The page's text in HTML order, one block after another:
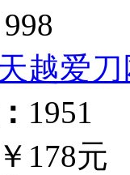
998
天越爱
1951
￥178元